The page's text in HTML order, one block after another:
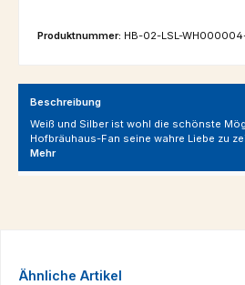
Produktnummer: HB-02-LSL-
Beschreibung
Weiß und Silber ist wohl die schönste
Hofbräuhaus-Fan seine wahre Liebe zu
Mehr
Produktgalerie überspringen
Ähnliche Artikel